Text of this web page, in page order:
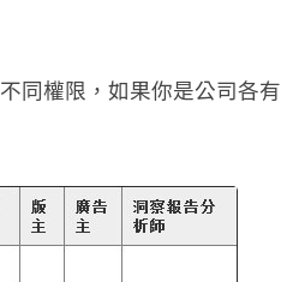
同權限，如果你是公司各